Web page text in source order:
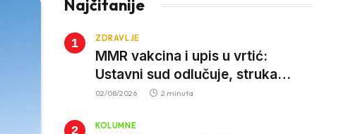
Najčitanije
ZDRAVLJE
MMR vakcina i upis u vrtić:
Ustavni sud odlučuje, struka
poziva roditelje da vjeruju nauci
02/08/2026 2 minuta
KOLUMNE